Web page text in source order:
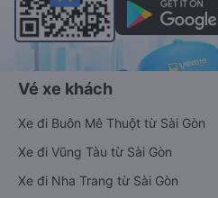
Vé xe khách
Xe đi Buôn Mê Thuột từ Sài Gòn
Xe đi Vũng Tàu từ Sài Gòn
Xe đi Nha Trang từ Sài Gòn